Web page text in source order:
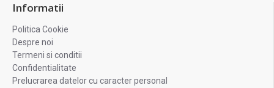
Informatii
Politica Cookie
Despre noi
Termeni si conditii
Confidentialitate
Prelucrarea datelor cu caracter personal